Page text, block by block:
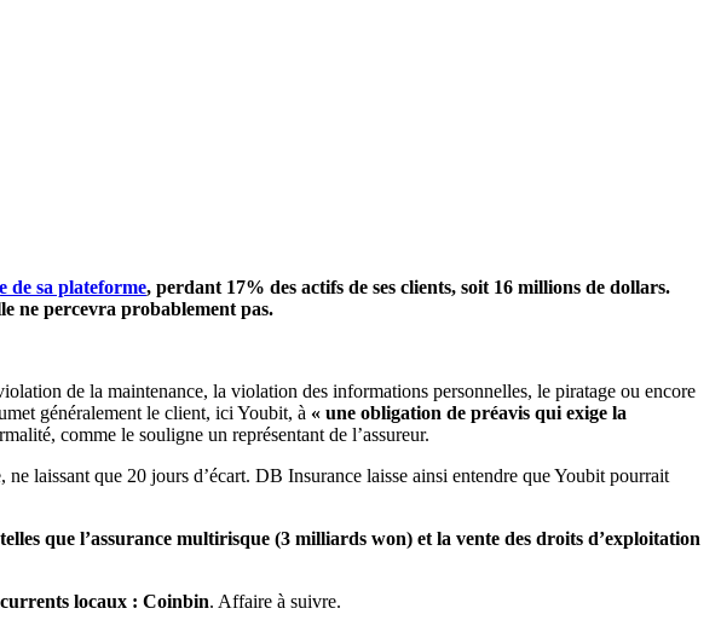
de sa plateforme, perdant 17% des actifs de ses clients, soit 16 millions de dollars.
ne percevra probablement pas.
de la maintenance, la violation des informations personnelles, le piratage ou encore
généralement le client, ici Youbit, à « une obligation de préavis qui exige la
comme le souligne un représentant de l’assureur.
laissant que 20 jours d’écart. DB Insurance laisse ainsi entendre que Youbit pourrait
que l’assurance multirisque (3 milliards won) et la vente des droits d’exploitation
locaux : Coinbin. Affaire à suivre.